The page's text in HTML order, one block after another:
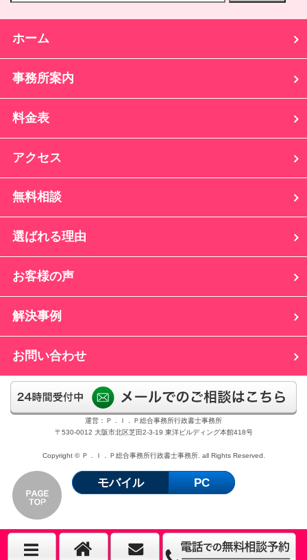
ホーム
事務所案内
料金表
アクセス
無料相談
選ばれる理由
お客様の声
解決事例
お問い合わせ
運営：Ｐ．Ｉ．Ｐ総合事務所行政書士事務所
〒530-0012 大阪市北区芝田2-3-19 東洋ビルディング本館418号
Copyright © Ｐ．Ｉ．Ｐ総合事務所行政書士事務所. all Rights Reserved.
モバイル PC